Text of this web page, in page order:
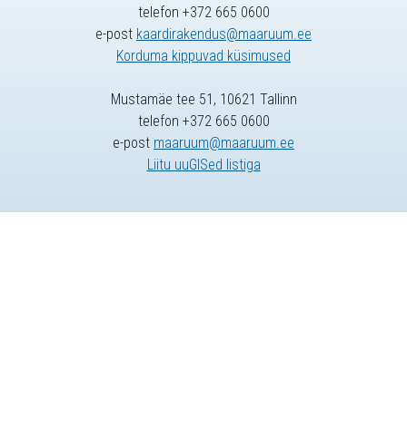
telefon +372 665 0600
e-post kaardirakendus@maaruum.ee
Korduma kippuvad küsimused
Mustamäe tee 51, 10621 Tallinn
telefon +372 665 0600
e-post maaruum@maaruum.ee
Liitu uuGISed listiga